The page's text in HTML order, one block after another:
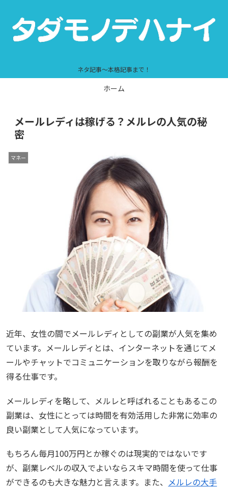
ネタ記事～本格記事まで！
ホーム
メールレディは稼げる？メルレの人気の秘
密
マネー
近年、女性の間でメールレディとしての副業が人気を集め
ています。メールレディとは、インターネットを通じてメ
ールやチャットでコミュニケーションを取りながら報酬を
得る仕事です。
メールレディを略して、メルレと呼ばれることもあるこの
副業は、女性にとっては時間を有効活用した非常に効率の
良い副業として人気になっています。
もちろん毎月100万円とか稼ぐのは現実的ではないです
が、副業レベルの収入でよいならスキマ時間を使って仕事
ができるのも大きな魅力と言えます。また、 メルレの大手